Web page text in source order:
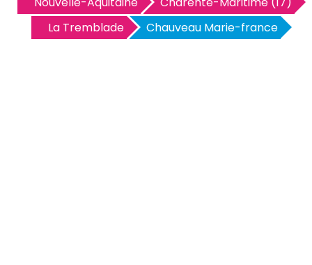
La Tremblade
Chauveau Marie-france